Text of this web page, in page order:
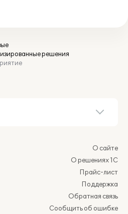
решения
О сайте
О решениях 1С
Прайс-лист
Поддержка
Обратная связь
Сообщить об ошибке